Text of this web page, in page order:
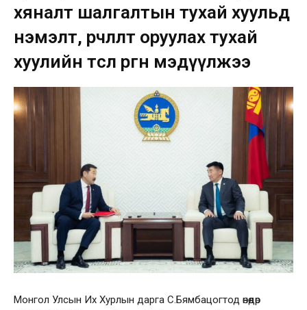
хяналт шалгалтын тухай хуульд
нэмэлт, өөрчлөлт оруулах тухай
хуулийн төсөл өргөн мэдүүлжээ
Монгол Улсын Их Хурлын дарга С.Бямбацогтод өнөөдөр